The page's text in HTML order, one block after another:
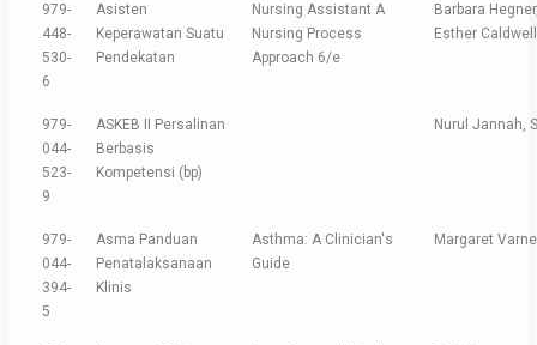
979-
448-
530-
6
Asisten
Keperawatan Suatu
Pendekatan
Nursing Assistant A
Nursing Process
Approach 6/e
Barbara
Esther
979-
044-
523-
9
ASKEB II Persalinan
Berbasis
Kompetensi (bp)
Nurul Jannah,
979-
044-
394-
5
Asma Panduan
Penatalaksanaan
Klinis
Asthma: A Clinician's
Guide
Margaret